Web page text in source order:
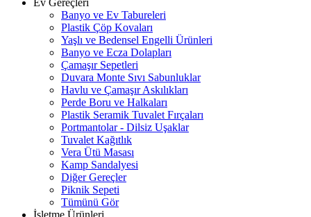
Ev Gereçleri
Banyo ve Ev Tabureleri
Plastik Çöp Kovaları
Yaşlı ve Bedensel Engelli Ürünleri
Banyo ve Ecza Dolapları
Çamaşır Sepetleri
Duvara Monte Sıvı Sabunluklar
Havlu ve Çamaşır Askılıkları
Perde Boru ve Halkaları
Plastik Seramik Tuvalet Fırçaları
Portmantolar - Dilsiz Uşaklar
Tuvalet Kağıtlık
Vera Ütü Masası
Kamp Sandalyesi
Diğer Gereçler
Piknik Sepeti
Tümünü Gör
İşletme Ürünleri